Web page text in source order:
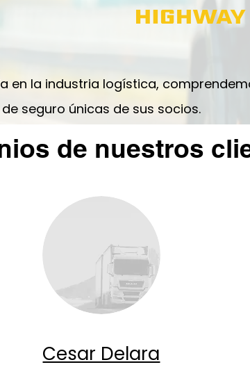
en la industria logística,
de seguro únicas de sus socios.
de nuestros
Cesar Delara